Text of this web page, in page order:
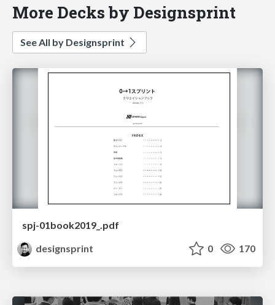
More Decks by Designsprint
See All by Designsprint
spj-01book2019_.pdf
designsprint
0 170